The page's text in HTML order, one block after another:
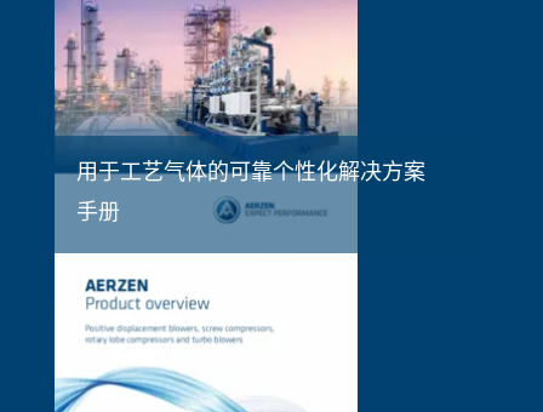
用于工艺气体的可靠个性化解决方案
手册